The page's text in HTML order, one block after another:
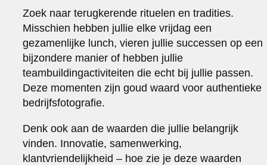
Zoek naar terugkerende rituelen en tradities.
Misschien hebben jullie elke vrijdag een
gezamenlijke lunch, vieren jullie successen op een
bijzondere manier of hebben jullie
teambuildingactiviteiten die echt bij jullie passen.
Deze momenten zijn goud waard voor authentieke
bedrijfsfotografie.
Denk ook aan de waarden die jullie belangrijk
vinden. Innovatie, samenwerking,
klantvriendelijkheid – hoe zie je deze waarden